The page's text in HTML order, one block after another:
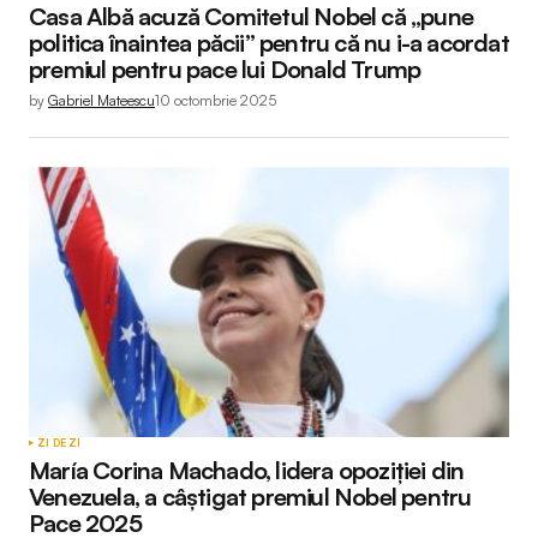
Casa Albă acuză Comitetul Nobel că „pune
politica înaintea păcii” pentru că nu i-a acordat
premiul pentru pace lui Donald Trump
by Gabriel Mateescu10 octombrie 2025
ZI DE ZI
María Corina Machado, lidera opoziției din
Venezuela, a câștigat premiul Nobel pentru
Pace 2025